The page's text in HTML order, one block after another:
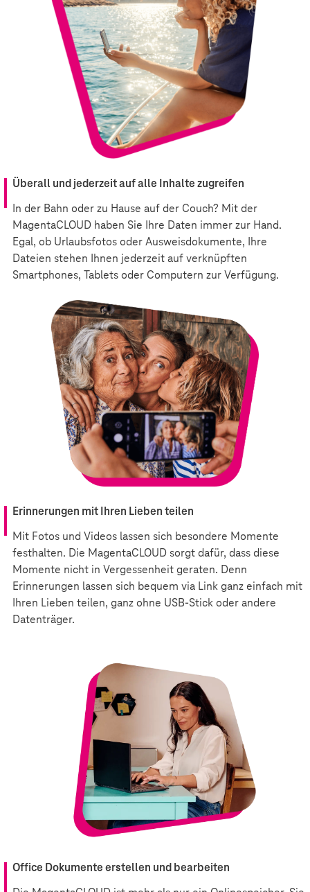
Überall und jederzeit auf alle Inhalte zugreifen
In der Bahn oder zu Hause auf der Couch? Mit der
MagentaCLOUD haben Sie Ihre Daten immer zur Hand.
Egal, ob Urlaubsfotos oder Ausweisdokumente, Ihre
Dateien stehen Ihnen jederzeit auf verknüpften
Smartphones, Tablets oder Computern zur Verfügung.
Erinnerungen mit Ihren Lieben teilen
Mit Fotos und Videos lassen sich besondere Momente
festhalten. Die MagentaCLOUD sorgt dafür, dass diese
Momente nicht in Vergessenheit geraten. Denn
Erinnerungen lassen sich bequem via Link ganz einfach mit
Ihren Lieben teilen, ganz ohne USB-Stick oder andere
Datenträger.
Office Dokumente erstellen und bearbeiten